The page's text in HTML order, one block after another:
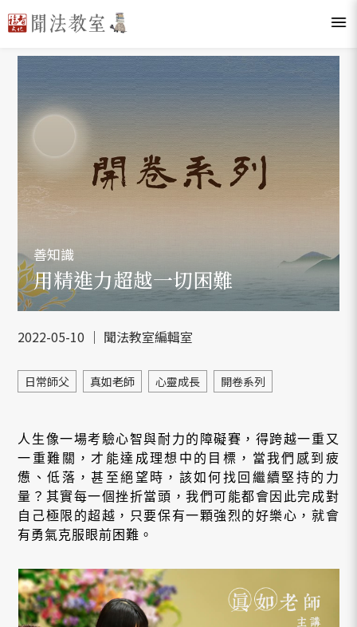
善知識
用精進力超越一切困難
2022-05-10 ｜ 聞法教室編輯室
日常師父 真如老師 心靈成長 開卷系列
人生像一場考驗心智與耐力的障礙賽，得跨越一重又
一重難關，才能達成理想中的目標，當我們感到疲
憊、低落，甚至絕望時，該如何找回繼續堅持的力
量？其實每一個挫折當頭，我們可能都會因此完成對
自己極限的超越，只要保有一顆強烈的好樂心，就會
有勇氣克服眼前困難。